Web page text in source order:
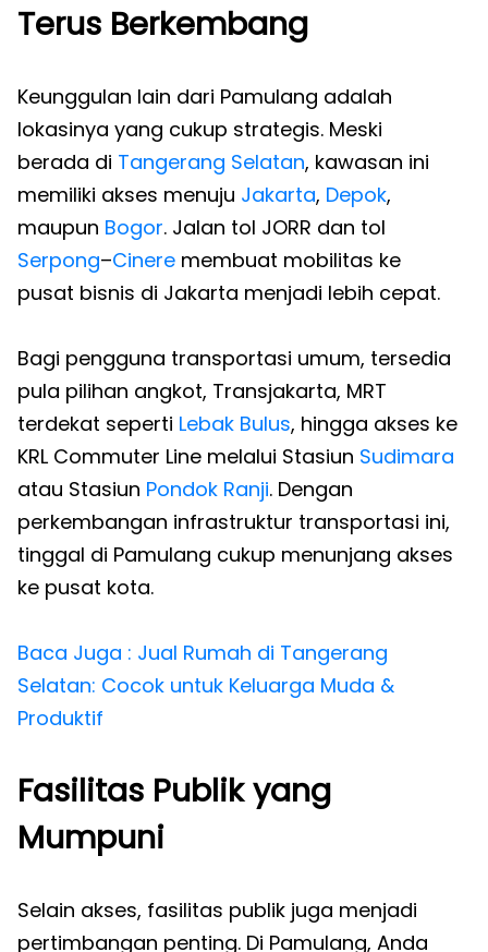
Terus Berkembang
Keunggulan lain dari Pamulang adalah
lokasinya yang cukup strategis. Meski
berada di Tangerang Selatan, kawasan ini
memiliki akses menuju Jakarta, Depok,
maupun Bogor. Jalan tol JORR dan tol
Serpong–Cinere membuat mobilitas ke
pusat bisnis di Jakarta menjadi lebih cepat.
Bagi pengguna transportasi umum, tersedia
pula pilihan angkot, Transjakarta, MRT
terdekat seperti Lebak Bulus, hingga akses ke
KRL Commuter Line melalui Stasiun Sudimara
atau Stasiun Pondok Ranji. Dengan
perkembangan infrastruktur transportasi ini,
tinggal di Pamulang cukup menunjang akses
ke pusat kota.
Baca Juga : Jual Rumah di Tangerang
Selatan: Cocok untuk Keluarga Muda &
Produktif
Fasilitas Publik yang
Mumpuni
Selain akses, fasilitas publik juga menjadi
pertimbangan penting. Di Pamulang, Anda